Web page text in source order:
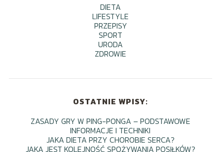
DIETA
LIFESTYLE
PRZEPISY
SPORT
URODA
ZDROWIE
OSTATNIE WPISY:
ZASADY GRY W PING-PONGA – PODSTAWOWE
INFORMACJE I TECHNIKI
JAKA DIETA PRZY CHOROBIE SERCA?
JAKA JEST KOLEJNOŚĆ SPOŻYWANIA POSIŁKÓW?